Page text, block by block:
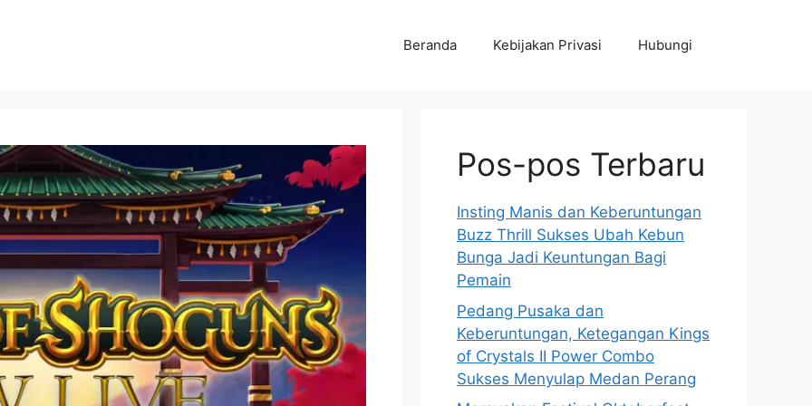
Beranda Kebijakan Privasi Hubungi
Pos-pos Terbaru
Insting Manis dan Keberuntungan
Buzz Thrill Sukses Ubah Kebun
Bunga Jadi Keuntungan Bagi
Pemain
Pedang Pusaka dan
Keberuntungan, Ketegangan Kings
of Crystals II Power Combo
Sukses Menyulap Medan Perang